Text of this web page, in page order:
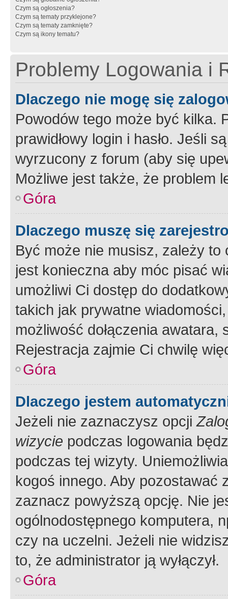
Czym są ogłoszenia?
Czym są tematy przyklejone?
Czym są tematy zamknięte?
Czym są ikony tematu?
Problemy Logowania i
Dlaczego nie mogę się
Powodów tego może być kilka.
prawidłowy login i hasło. Jeśli
wyrzucony z forum (aby się
Możliwe jest także, że problem
Góra
Dlaczego muszę się
Być może nie musisz, zależy
jest konieczna aby móc pisać
umożliwi Ci dostęp do
takich jak prywatne
możliwość dołączenia
Rejestracja zajmie Ci chwilę
Góra
Dlaczego jestem
Jeżeli nie zaznaczysz opcji
wizycie podczas logowania
podczas tej wizyty.
kogoś innego. Aby pozostawać
zaznacz powyższą opcję. Nie
ogólnodostępnego komputera,
czy na uczelni. Jeżeli nie
to, że administrator ją wyłączył.
Góra